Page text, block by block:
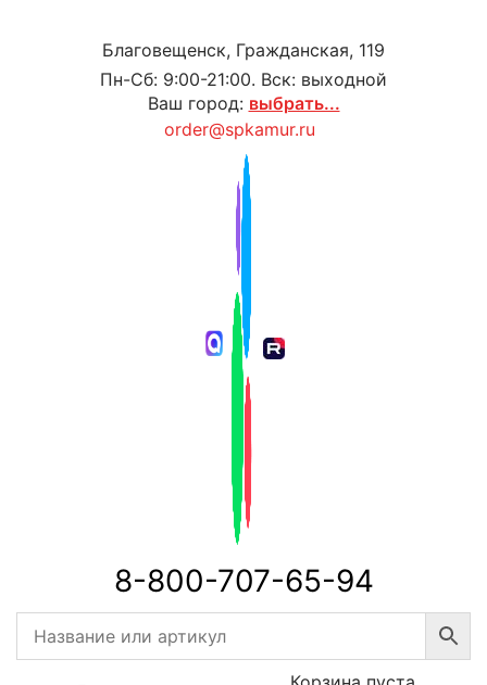
Благовещенск, Гражданская, 119
Пн-Сб: 9:00-21:00. Вск: выходной
Ваш город: выбрать...
order@spkamur.ru
8-800-707-65-94